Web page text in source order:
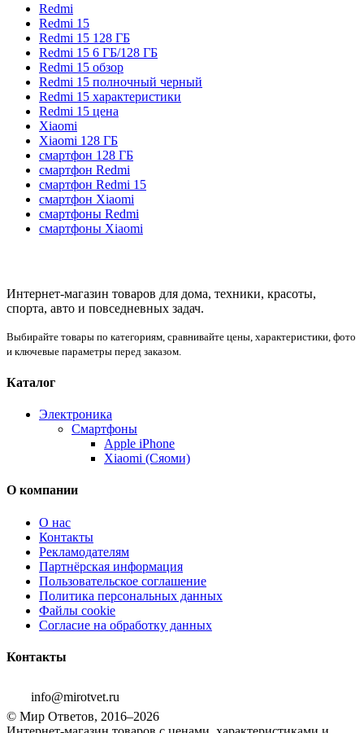
Redmi
Redmi 15
Redmi 15 128 ГБ
Redmi 15 6 ГБ/128 ГБ
Redmi 15 обзор
Redmi 15 полночный черный
Redmi 15 характеристики
Redmi 15 цена
Xiaomi
Xiaomi 128 ГБ
смартфон 128 ГБ
смартфон Redmi
смартфон Redmi 15
смартфон Xiaomi
смартфоны Redmi
смартфоны Xiaomi
Интернет-магазин товаров для дома, техники, красоты,
спорта, авто и повседневных задач.
Выбирайте товары по категориям, сравнивайте цены, характеристики, фото
и ключевые параметры перед заказом.
Каталог
Электроника
Смартфоны
Apple iPhone
Xiaomi (Сяоми)
О компании
О нас
Контакты
Рекламодателям
Партнёрская информация
Пользовательское соглашение
Политика персональных данных
Файлы cookie
Согласие на обработку данных
Контакты
info@mirotvet.ru
© Мир Ответов, 2016–2026